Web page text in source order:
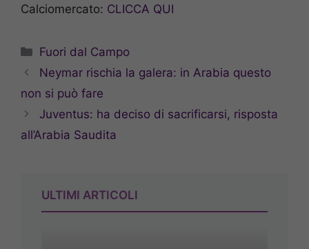
Calciomercato: CLICCA QUI
Categorie
Fuori dal Campo
Neymar rischia la galera: in Arabia questo
non si può fare
Juventus: ha deciso di sacrificarsi, risposta
all’Arabia Saudita
ULTIMI ARTICOLI